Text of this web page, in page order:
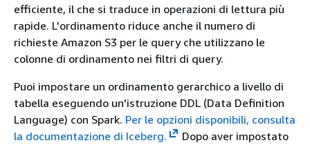
efficiente, il che si traduce in operazioni di lettura più
rapide. L'ordinamento riduce anche il numero di
richieste Amazon S3 per le query che utilizzano le
colonne di ordinamento nei filtri di query.
Puoi impostare un ordinamento gerarchico a livello di
tabella eseguendo un'istruzione DDL (Data Definition
Language) con Spark. Per le opzioni disponibili, consulta
la documentazione di Iceberg.
Dopo aver impostato